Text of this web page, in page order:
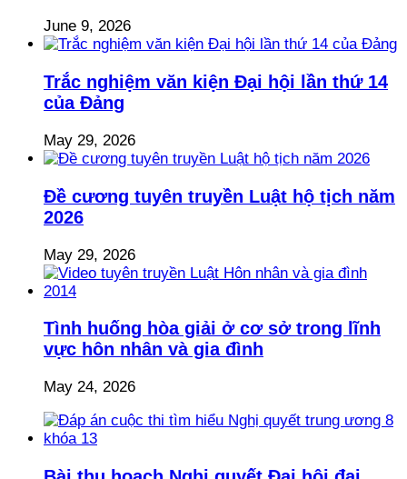
June 9, 2026
Trắc nghiệm văn kiện Đại hội lần thứ 14
của Đảng
May 29, 2026
Đề cương tuyên truyền Luật hộ tịch năm
2026
May 29, 2026
Tình huống hòa giải ở cơ sở trong lĩnh
vực hôn nhân và gia đình
May 24, 2026